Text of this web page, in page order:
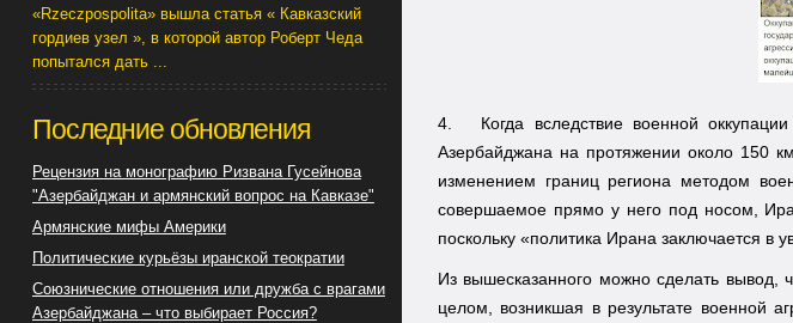
4.
Когда вследствие военной
Азербайджана на протяжении около 150
изменением границ региона методом
совершаемое прямо у него под носом,
поскольку «политика Ирана заключается в
Из вышесказанного можно сделать вывод,
целом, возникшая в результате военной
«Rzeczpospolita» вышла статья « Кавказский
гордиев узел », в которой автор Роберт Чеда
попытался дать ...
Последние обновления
Рецензия на монографию Ризвана Гусейнова
"Азербайджан и армянский вопрос на Кавказе"
Армянские мифы Америки
Политические курьёзы иранской теократии
Союзнические отношения или дружба с врагами
Азербайджана – что выбирает Россия?